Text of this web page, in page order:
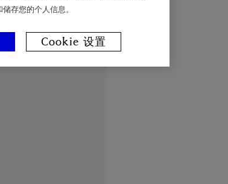
存您的个人信息。
Cookie 设置